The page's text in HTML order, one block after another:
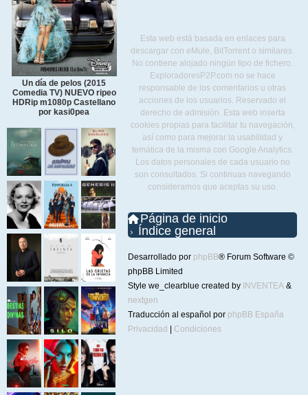
Un día de pelos (2015
Comedia TV) NUEVO ripeo
HDRip m1080p Castellano
por kasi0pea
Esta web está basada en enlaces para
descargar con eMule, BitTorrent o similares.
No contiene alojado ningún tipo de fichero.
ExploradoresP2P.com no se hace
responsable de los comentarios u otras
acciones de los usuarios. Reservado el
derecho de admisión. Esta web inserta
cookies propias para facilitar tu navegación,
así como para mejorar la usabilidad y
temática de la misma con Google Analytics.
Los datos personales de cada usuario no
son consultados. Si continuas navegando
consideramos que aceptas su uso.
Página de inicio
Índice general
Desarrollado por phpBB® Forum Software ©
phpBB Limited
Style we_clearblue created by INVENTEA &
nextgen
Traducción al español por phpBB España
Privacidad
Condiciones